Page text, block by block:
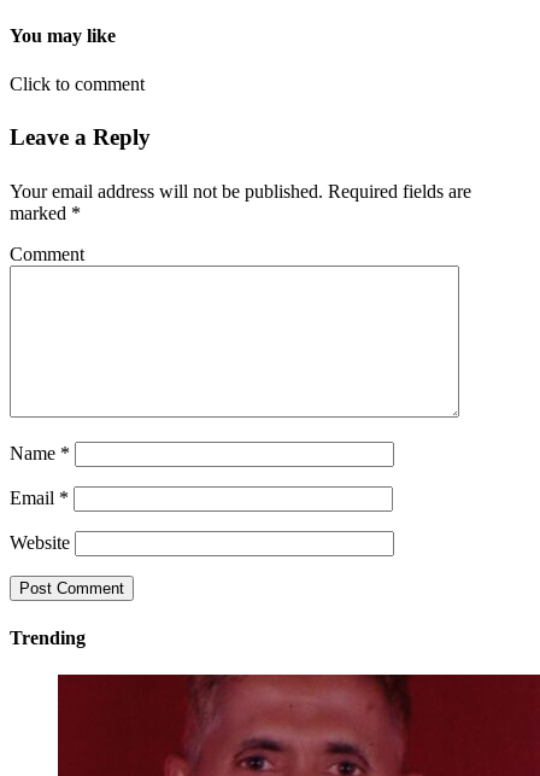
You may like
Click to comment
Leave a Reply
Your email address will not be published. Required fields are
marked *
Comment
Name *
Email *
Website
Trending